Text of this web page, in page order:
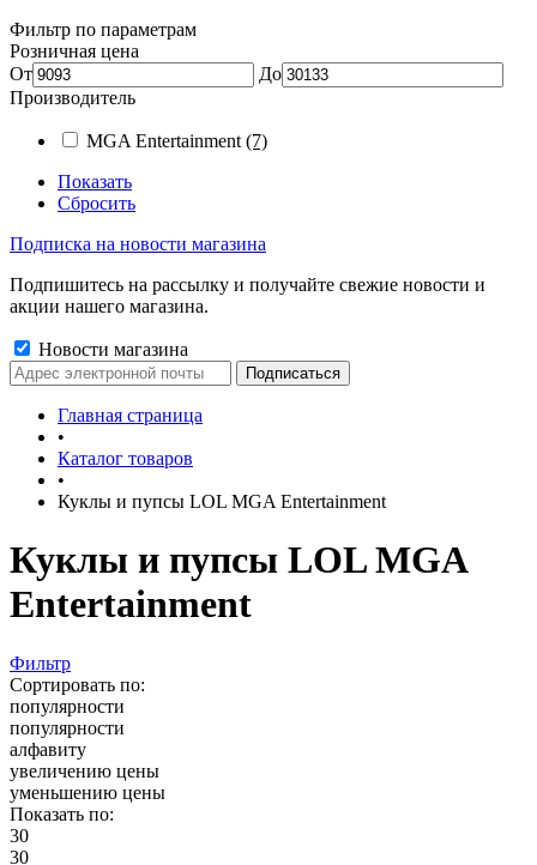
Фильтр по параметрам
Розничная цена
От
До
Производитель
MGA Entertainment (7)
Показать
Сбросить
Подписка на новости магазина
Подпишитесь на рассылку и получайте свежие новости и
акции нашего магазина.
Новости магазина
Главная страница
•
Каталог товаров
•
Куклы и пупсы LOL MGA Entertainment
Куклы и пупсы LOL MGA
Entertainment
Фильтр
Сортировать по:
популярности
популярности
алфавиту
увеличению цены
уменьшению цены
Показать по:
30
30